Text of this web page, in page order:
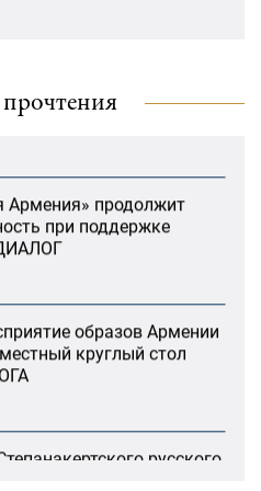
при поддержке
образов Армении
круглый стол
русского
театра и консолидация
в